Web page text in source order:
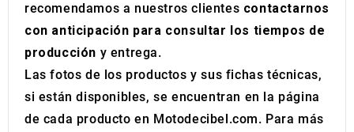
recomendamos a nuestros clientes contactarnos
con anticipación para consultar los tiempos de
producción y entrega.
Las fotos de los productos y sus fichas técnicas,
si están disponibles, se encuentran en la página
de cada producto en Motodecibel.com. Para más